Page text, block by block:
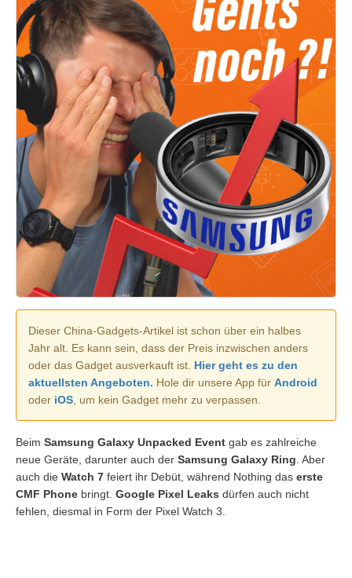
Dieser China-Gadgets-Artikel ist schon über ein halbes
Jahr alt. Es kann sein, dass der Preis inzwischen anders
oder das Gadget ausverkauft ist. Hier geht es zu den
aktuellsten Angeboten. Hole dir unsere App für Android
oder iOS , um kein Gadget mehr zu verpassen.
Beim Samsung Galaxy Unpacked Event gab es zahlreiche
neue Geräte, darunter auch der Samsung Galaxy Ring . Aber
auch die Watch 7 feiert ihr Debüt, während Nothing das erste
CMF Phone bringt. Google Pixel Leaks dürfen auch nicht
fehlen, diesmal in Form der Pixel Watch 3.